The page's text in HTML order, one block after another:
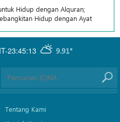
Hidup dengan Alquran;
Hidup dengan Ayat
23:45:13 9.91°
Tentang Kami